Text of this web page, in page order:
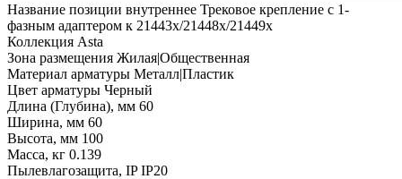
Название позиции внутреннее Трековое крепление с 1-
фазным адаптером к 21443х/21448x/21449x
Коллекция Asta
Зона размещения Жилая|Общественная
Материал арматуры Металл|Пластик
Цвет арматуры Черный
Длина (Глубина), мм 60
Ширина, мм 60
Высота, мм 100
Масса, кг 0.139
Пылевлагозащита, IP IP20